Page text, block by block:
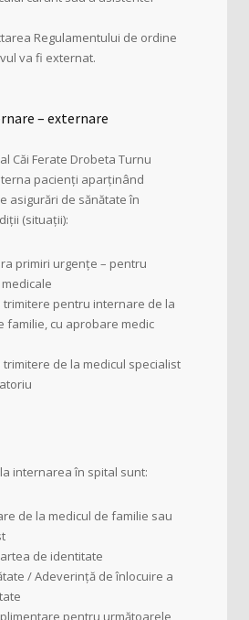
Regulamentului de ordine
va fi externat.
– externare
Căi Ferate Drobeta Turnu
pacienți aparținând
asigurări de sănătate în
(situații):
primiri urgențe – pentru
trimitere pentru internare de la
familie, cu aprobare medic
trimitere de la medicul specialist
internarea în spital sunt:
de la medicul de familie sau
de identitate
/ Adeverință de înlocuire a
pentru următoarele